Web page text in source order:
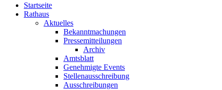
Startseite
Rathaus
Aktuelles
Bekanntmachungen
Pressemitteilungen
Archiv
Amtsblatt
Genehmigte Events
Stellenausschreibung
Ausschreibungen